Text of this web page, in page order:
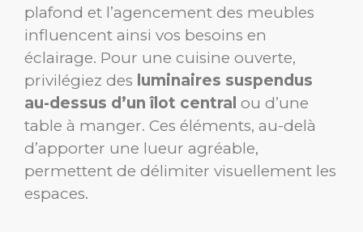
plafond et l’agencement des meubles
influencent ainsi vos besoins en
éclairage. Pour une cuisine ouverte,
privilégiez des luminaires suspendus
au-dessus d’un îlot central ou d’une
table à manger. Ces éléments, au-delà
d’apporter une lueur agréable,
permettent de délimiter visuellement les
espaces.